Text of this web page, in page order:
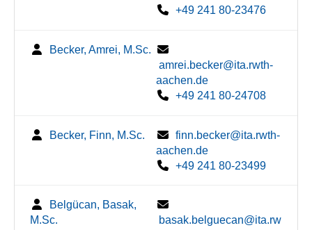
+49 241 80-23476
Becker, Amrei, M.Sc.
amrei.becker@ita.rwth-
aachen.de
+49 241 80-24708
Becker, Finn, M.Sc.
finn.becker@ita.rwth-
aachen.de
+49 241 80-23499
Belgücan, Basak,
M.Sc.
basak.belguecan@ita.rw